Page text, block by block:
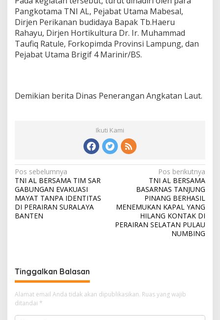
Pangkotama TNI AL, Pejabat Utama Mabesal,
Dirjen Perikanan budidaya Bapak Tb.Haeru
Rahayu, Dirjen Hortikultura Dr. Ir. Muhammad
Taufiq Ratule, Forkopimda Provinsi Lampung, dan
Pejabat Utama Brigif 4 Marinir/BS.
Demikian berita Dinas Penerangan Angkatan Laut.
Ikuti Kami
N
a
v
i
i
p
o
s
Pos sebelumnya
TNI AL BERSAMA TIM SAR
GABUNGAN EVAKUASI
MAYAT TANPA IDENTITAS
DI PERAIRAN SURALAYA
BANTEN
Pos berikutnya
TNI AL BERSAMA
BASARNAS TANJUNG
PINANG BERHASIL
MENEMUKAN KAPAL YANG
HILANG KONTAK DI
PERAIRAN SELATAN PULAU
NUMBING
Tinggalkan Balasan
Alamat email Anda tidak akan dipublikasikan. Ruas yang wajib
ditandai *